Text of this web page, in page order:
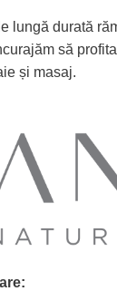
lungă durată
să
și masaj.